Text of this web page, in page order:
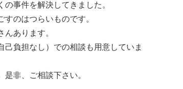
事件を解決してきました。
のはつらいものです。
あります。
負担なし）での相談も用意していま
非、ご相談下さい。